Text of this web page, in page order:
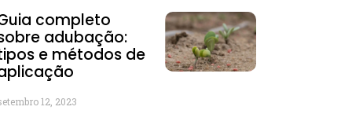
completo
adubação:
e métodos de
12, 2023